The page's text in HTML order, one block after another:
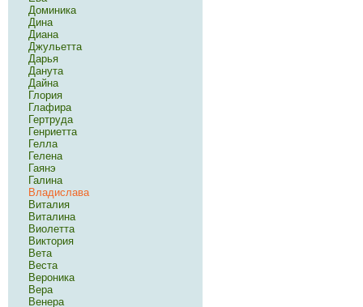
Доминика
Дина
Диана
Джульетта
Дарья
Данута
Дайна
Глория
Глафира
Гертруда
Генриетта
Гелла
Гелена
Гаянэ
Галина
Владислава
Виталия
Виталина
Виолетта
Виктория
Вета
Веста
Вероника
Вера
Венера